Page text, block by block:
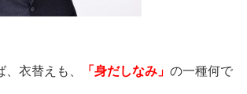
衣替えも、 「身だしなみ」の一種何で